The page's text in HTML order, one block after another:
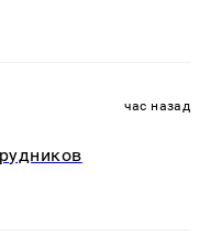
час назад